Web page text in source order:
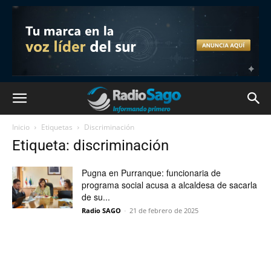
Inicio Etiquetas Discriminación
Etiqueta: discriminación
Pugna en Purranque: funcionaria de
programa social acusa a alcaldesa de sacarla
de su...
Radio SAGO - 21 de febrero de 2025